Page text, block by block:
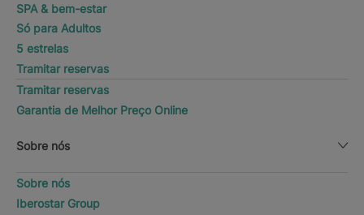
SPA & bem-estar
Só para Adultos
5 estrelas
Tramitar reservas
Tramitar reservas
Garantia de Melhor Preço Online
Sobre nós
Sobre nós
Iberostar Group